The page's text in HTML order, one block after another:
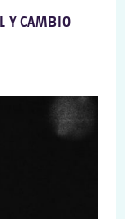
Y CAMBIO